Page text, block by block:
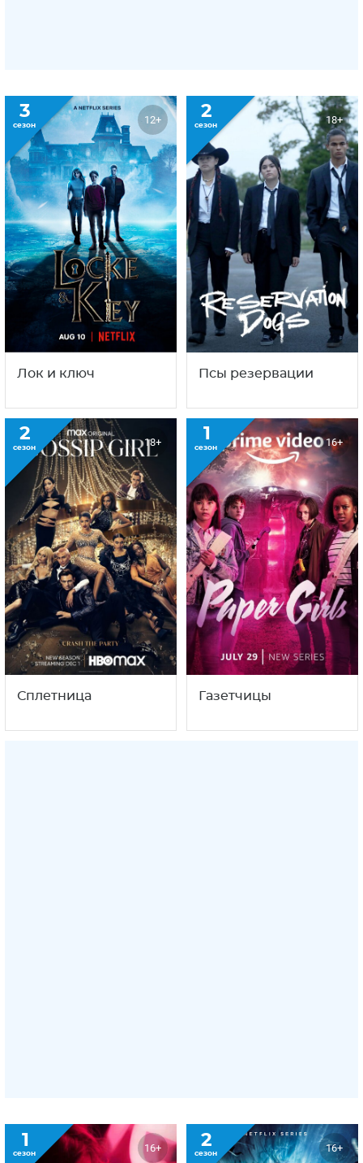
3
сезон 12+
Лок и ключ
2
сезон 18+
Псы резервации
2
сезон 18+
Сплетница
1
сезон 16+
Газетчицы
1
сезон 16+ 2
сезон 16+